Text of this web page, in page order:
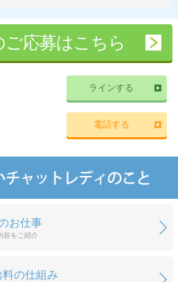
ご応募はこちら
ラインする
電話する
お仕事
容をご紹介
の仕組み